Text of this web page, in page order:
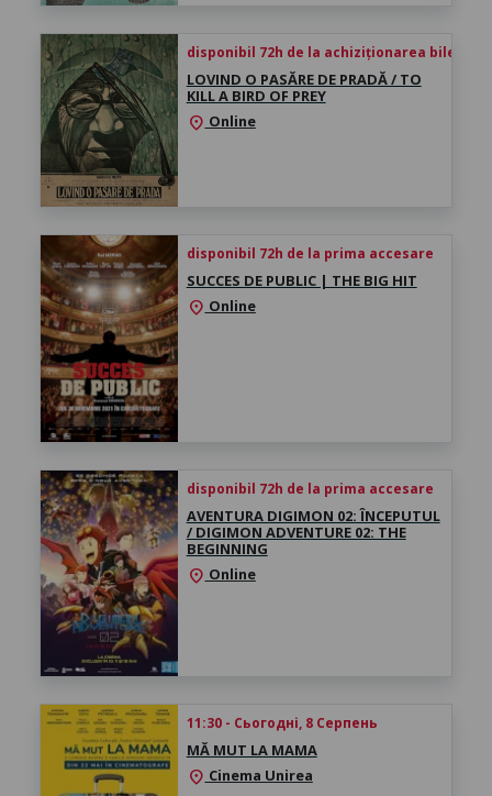
disponibil 72h de la achiziționarea biletului
LOVIND O PASĂRE DE PRADĂ / TO
KILL A BIRD OF PREY
location_on Online
disponibil 72h de la prima accesare
SUCCES DE PUBLIC | THE BIG HIT
location_on Online
disponibil 72h de la prima accesare
AVENTURA DIGIMON 02: ÎNCEPUTUL
/ DIGIMON ADVENTURE 02: THE
BEGINNING
location_on Online
11:30 - Сьогодні, 8 Серпень
MĂ MUT LA MAMA
location_on Cinema Unirea